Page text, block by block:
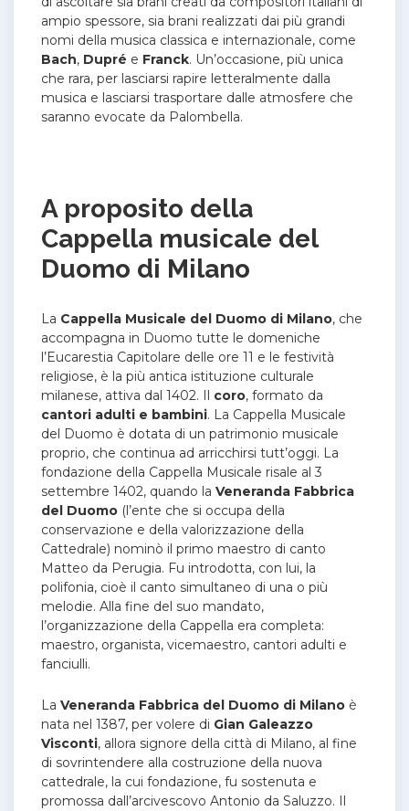
ampio spessore, sia brani realizzati dai più grandi
nomi della musica classica e internazionale, come
Bach, Dupré e Franck. Un’occasione, più unica
che rara, per lasciarsi rapire letteralmente dalla
musica e lasciarsi trasportare dalle atmosfere che
saranno evocate da Palombella.
A proposito della
Cappella musicale del
Duomo di Milano
La Cappella Musicale del Duomo di Milano, che
accompagna in Duomo tutte le domeniche
l’Eucarestia Capitolare delle ore 11 e le festività
religiose, è la più antica istituzione culturale
milanese, attiva dal 1402. Il coro, formato da
cantori adulti e bambini. La Cappella Musicale
del Duomo è dotata di un patrimonio musicale
proprio, che continua ad arricchirsi tutt’oggi. La
fondazione della Cappella Musicale risale al 3
settembre 1402, quando la Veneranda Fabbrica
del Duomo (l’ente che si occupa della
conservazione e della valorizzazione della
Cattedrale) nominò il primo maestro di canto
Matteo da Perugia. Fu introdotta, con lui, la
polifonia, cioè il canto simultaneo di una o più
melodie. Alla fine del suo mandato,
l’organizzazione della Cappella era completa:
maestro, organista, vicemaestro, cantori adulti e
fanciulli.
La Veneranda Fabbrica del Duomo di Milano è
nata nel 1387, per volere di Gian Galeazzo
Visconti, allora signore della città di Milano, al fine
di sovrintendere alla costruzione della nuova
cattedrale, la cui fondazione, fu sostenuta e
promossa dall’arcivescovo Antonio da Saluzzo. Il